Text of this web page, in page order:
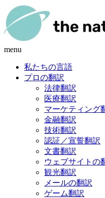
menu
私たちの言語
プロの翻訳
法律翻訳
医療翻訳
マーケティング
金融翻訳
技術翻訳
認証／宣誓翻訳
文書翻訳
ウェブサイトの
観光翻訳
メールの翻訳
ゲーム翻訳